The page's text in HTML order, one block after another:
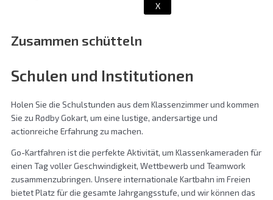
X
Zusammen schütteln
Schulen und Institutionen
Holen Sie die Schulstunden aus dem Klassenzimmer und kommen
Sie zu Rødby Gokart, um eine lustige, andersartige und
actionreiche Erfahrung zu machen.
Go-Kartfahren ist die perfekte Aktivität, um Klassenkameraden für
einen Tag voller Geschwindigkeit, Wettbewerb und Teamwork
zusammenzubringen. Unsere internationale Kartbahn im Freien
bietet Platz für die gesamte Jahrgangsstufe, und wir können das